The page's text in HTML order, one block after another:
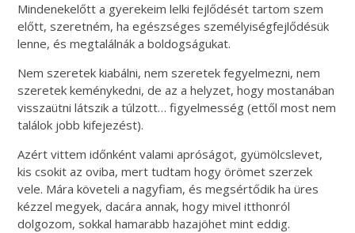
Mindenekelőtt a gyerekeim lelki fejlődését tartom szem
előtt, szeretném, ha egészséges személyiségfejlődésük
lenne, és megtalálnák a boldogságukat.
Nem szeretek kiabálni, nem szeretek fegyelmezni, nem
szeretek keménykedni, de az a helyzet, hogy mostanában
visszaütni látszik a túlzott… figyelmesség (ettől most nem
találok jobb kifejezést).
Azért vittem időnként valami apróságot, gyümölcslevet,
kis csokit az oviba, mert tudtam hogy örömet szerzek
vele. Mára követeli a nagyfiam, és megsértődik ha üres
kézzel megyek, dacára annak, hogy mivel itthonról
dolgozom, sokkal hamarabb hazajöhet mint eddig.